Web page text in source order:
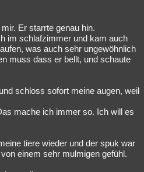
Er starrte genau hin.
im schlafzimmer und kam auch
was auch sehr ungewöhnlich
muss dass er bellt, und schaute
schloss sofort meine augen, weil
mache ich immer so. Ich will es
tiere wieder und der spuk war
einem sehr mulmigen gefühl.